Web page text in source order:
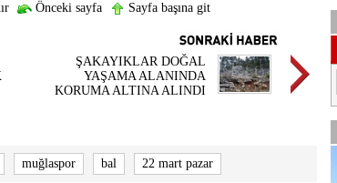
Önceki sayfa Sayfa başına git
ŞAKAYIKLAR DOĞAL
YAŞAMA ALANINDA
KORUMA ALTINA ALINDI
muğlaspor bal 22 mart pazar